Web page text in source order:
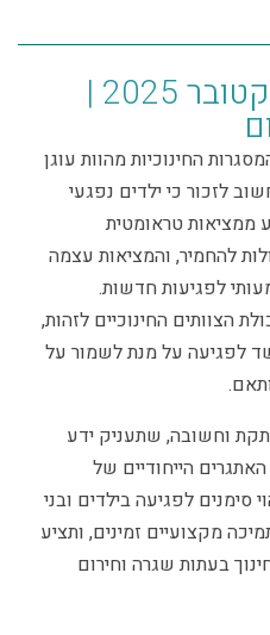
יום ראשון, 19 באוקטובר 2025 |
החינוכיות מהוות עוגן
לזכור כי ילדים נפגעי
ממציאות טראומטית
להחמיר, והמציאות עצמה
לפגיעות חדשות.
הצוותים החינוכיים לזהות,
לפגיעה על מנת לשמור על
וחשובה, שתעניק ידע
הייחודיים של
לפגיעה בילדים ובני
מקצועיים זמינים, ותציע
בעתות שגרה וחירום